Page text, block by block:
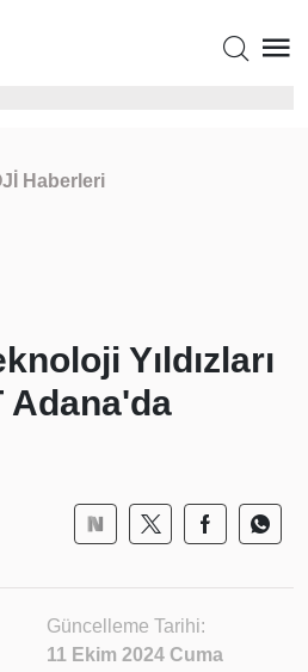
Haberleri
Yıldızları
Adana'da
Güncelleme Tarihi:
11 Ekim 2024 Cuma